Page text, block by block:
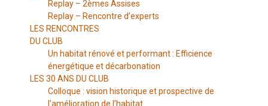
Replay – 2èmes Assises
Replay – Rencontre d’experts
LES RENCONTRES
DU CLUB
Un habitat rénové et performant : Efficience
énergétique et décarbonation
LES 30 ANS DU CLUB
Colloque : vision historique et prospective de
l’amélioration de l’habitat